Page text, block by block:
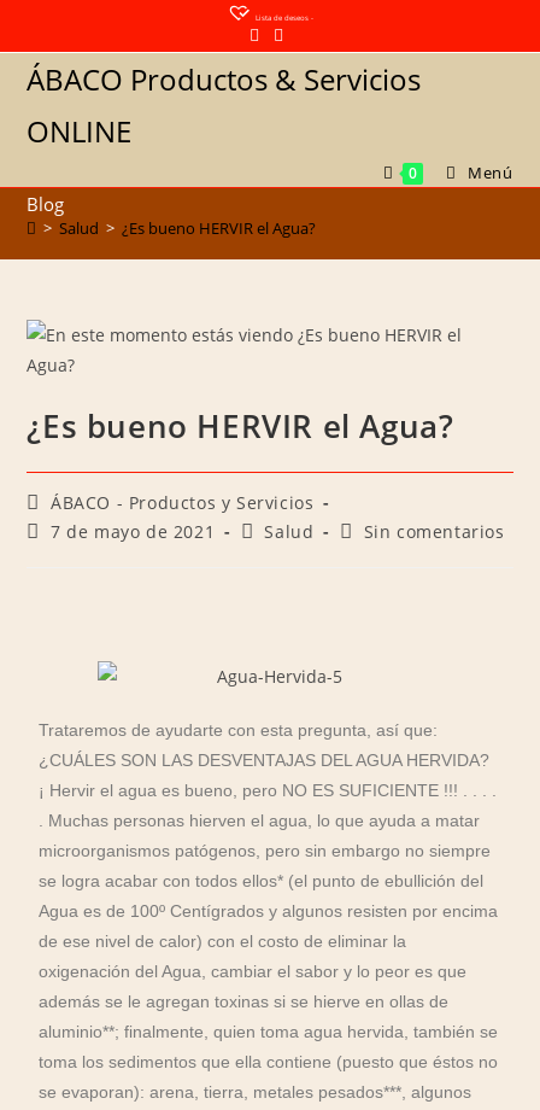
Lista de deseos -
ÁBACO Productos & Servicios
ONLINE
0 Menú
Blog
> Salud > ¿Es bueno HERVIR el Agua?
¿Es bueno HERVIR el Agua?
ÁBACO - Productos y Servicios
7 de mayo de 2021
Salud Sin comentarios
Trataremos de ayudarte con esta pregunta, así que:
¿CUÁLES SON LAS DESVENTAJAS DEL AGUA HERVIDA?
¡ Hervir el agua es bueno, pero NO ES SUFICIENTE !!! . . . .
. Muchas personas hierven el agua, lo que ayuda a matar
microorganismos patógenos, pero sin embargo no siempre
se logra acabar con todos ellos* (el punto de ebullición del
Agua es de 100º Centígrados y algunos resisten por encima
de ese nivel de calor) con el costo de eliminar la
oxigenación del Agua, cambiar el sabor y lo peor es que
además se le agregan toxinas si se hierve en ollas de
aluminio**; finalmente, quien toma agua hervida, también se
toma los sedimentos que ella contiene (puesto que éstos no
se evaporan): arena, tierra, metales pesados***, algunos